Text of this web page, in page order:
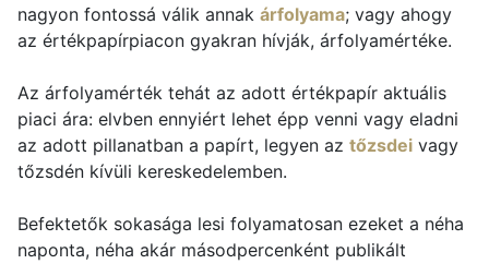
nagyon fontossá válik annak árfolyama; vagy ahogy
az értékpapírpiacon gyakran hívják, árfolyamértéke.
Az árfolyamérték tehát az adott értékpapír aktuális
piaci ára: elvben ennyiért lehet épp venni vagy eladni
az adott pillanatban a papírt, legyen az tőzsdei vagy
tőzsdén kívüli kereskedelemben.
Befektetők sokasága lesi folyamatosan ezeket a néha
naponta, néha akár másodpercenként publikált